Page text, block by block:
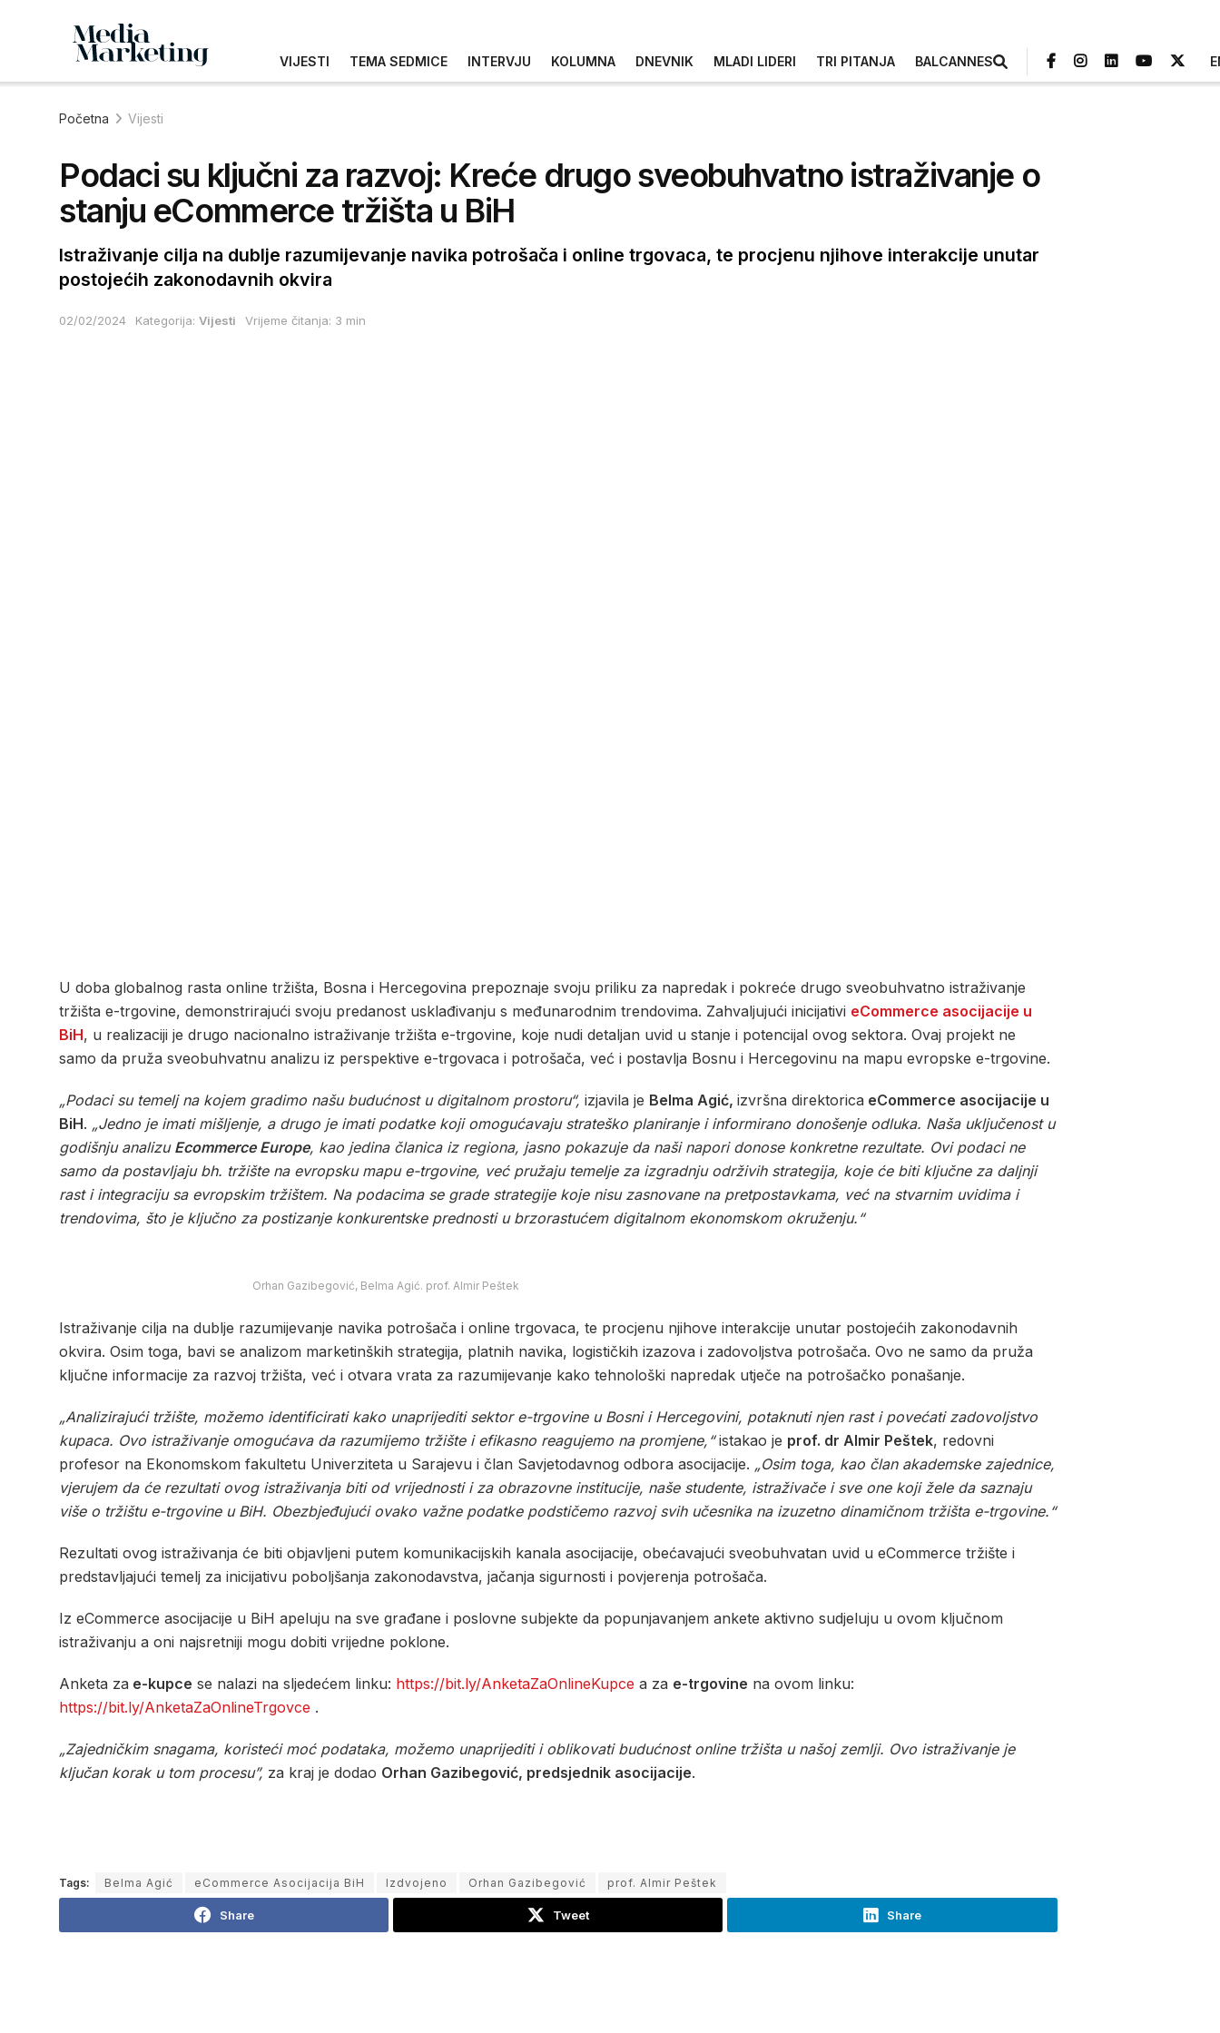
VIJESTI TEMA SEDMICE INTERVJU KOLUMNA DNEVNIK MLADI LIDERI TRI PITANJA BALCANNES
Početna Vijesti
Podaci su ključni za razvoj: Kreće drugo sveobuhvatno istraživanje o
stanju eCommerce tržišta u BiH
Istraživanje cilja na dublje razumijevanje navika potrošača i online trgovaca, te procjenu njihove interakcije unutar
postojećih zakonodavnih okvira
02/02/2024 Kategorija: Vijesti Vrijeme čitanja: 3 min
U doba globalnog rasta online tržišta, Bosna i Hercegovina prepoznaje svoju priliku za napredak i pokreće drugo sveobuhvatno istraživanje
tržišta e-trgovine, demonstrirajući svoju predanost usklađivanju s međunarodnim trendovima. Zahvaljujući inicijativi eCommerce asocijacije u
BiH, u realizaciji je drugo nacionalno istraživanje tržišta e-trgovine, koje nudi detaljan uvid u stanje i potencijal ovog sektora. Ovaj projekt ne
samo da pruža sveobuhvatnu analizu iz perspektive e-trgovaca i potrošača, već i postavlja Bosnu i Hercegovinu na mapu evropske e-trgovine.
„Podaci su temelj na kojem gradimo našu budućnost u digitalnom prostoru“, izjavila je Belma Agić, izvršna direktorica eCommerce asocijacije u
BiH. „Jedno je imati mišljenje, a drugo je imati podatke koji omogućavaju strateško planiranje i informirano donošenje odluka. Naša uključenost u
godišnju analizu Ecommerce Europe, kao jedina članica iz regiona, jasno pokazuje da naši napori donose konkretne rezultate. Ovi podaci ne
samo da postavljaju bh. tržište na evropsku mapu e-trgovine, već pružaju temelje za izgradnju održivih strategija, koje će biti ključne za daljnji
rast i integraciju sa evropskim tržištem. Na podacima se grade strategije koje nisu zasnovane na pretpostavkama, već na stvarnim uvidima i
trendovima, što je ključno za postizanje konkurentske prednosti u brzorastućem digitalnom ekonomskom okruženju.“
Orhan Gazibegović, Belma Agić. prof. Almir Peštek
Istraživanje cilja na dublje razumijevanje navika potrošača i online trgovaca, te procjenu njihove interakcije unutar postojećih zakonodavnih
okvira. Osim toga, bavi se analizom marketinških strategija, platnih navika, logističkih izazova i zadovoljstva potrošača. Ovo ne samo da pruža
ključne informacije za razvoj tržišta, već i otvara vrata za razumijevanje kako tehnološki napredak utječe na potrošačko ponašanje.
„Analizirajući tržište, možemo identificirati kako unaprijediti sektor e-trgovine u Bosni i Hercegovini, potaknuti njen rast i povećati zadovoljstvo
kupaca. Ovo istraživanje omogućava da razumijemo tržište i efikasno reagujemo na promjene,“istakao je prof. dr Almir Peštek, redovni
profesor na Ekonomskom fakultetu Univerziteta u Sarajevu i član Savjetodavnog odbora asocijacije. „Osim toga, kao član akademske zajednice,
vjerujem da će rezultati ovog istraživanja biti od vrijednosti i za obrazovne institucije, naše studente, istraživače i sve one koji žele da saznaju
više o tržištu e-trgovine u BiH. Obezbjeđujući ovako važne podatke podstičemo razvoj svih učesnika na izuzetno dinamičnom tržišta e-trgovine.“
Rezultati ovog istraživanja će biti objavljeni putem komunikacijskih kanala asocijacije, obećavajući sveobuhvatan uvid u eCommerce tržište i
predstavljajući temelj za inicijativu poboljšanja zakonodavstva, jačanja sigurnosti i povjerenja potrošača.
Iz eCommerce asocijacije u BiH apeluju na sve građane i poslovne subjekte da popunjavanjem ankete aktivno sudjeluju u ovom ključnom
istraživanju a oni najsretniji mogu dobiti vrijedne poklone.
Anketa za e-kupce se nalazi na sljedećem linku: https://bit.ly/AnketaZaOnlineKupce a za e-trgovine na ovom linku:
https://bit.ly/AnketaZaOnlineTrgovce .
„Zajedničkim snagama, koristeći moć podataka, možemo unaprijediti i oblikovati budućnost online tržišta u našoj zemlji. Ovo istraživanje je
ključan korak u tom procesu”, za kraj je dodao Orhan Gazibegović, predsjednik asocijacije.
Tags: Belma Agić eCommerce Asocijacija BiH Izdvojeno Orhan Gazibegović prof. Almir Peštek
Share Tweet Share